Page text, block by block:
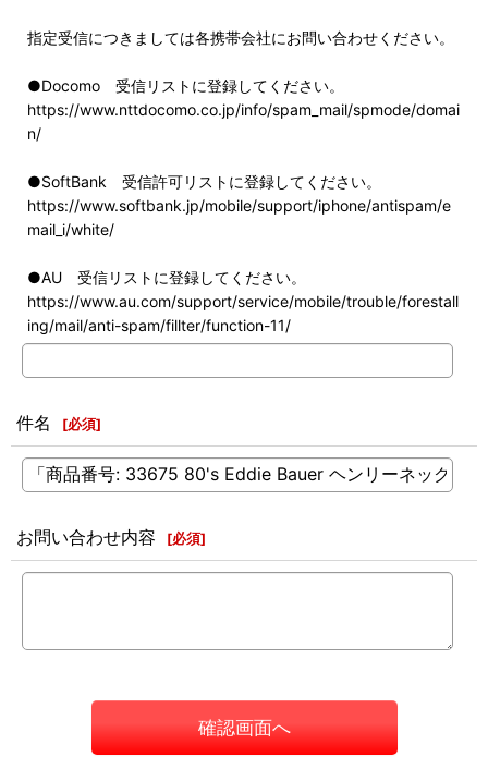
指定受信につきましては各携帯会社にお問い合わせください。
●Docomo 受信リストに登録してください。
https://www.nttdocomo.co.jp/info/spam_mail/spmode/domai
n/
●SoftBank 受信許可リストに登録してください。
https://www.softbank.jp/mobile/support/iphone/antispam/e
mail_i/white/
●AU 受信リストに登録してください。
https://www.au.com/support/service/mobile/trouble/forestall
ing/mail/anti-spam/fillter/function-11/
件名 [必須]
お問い合わせ内容 [必須]
確認画面へ